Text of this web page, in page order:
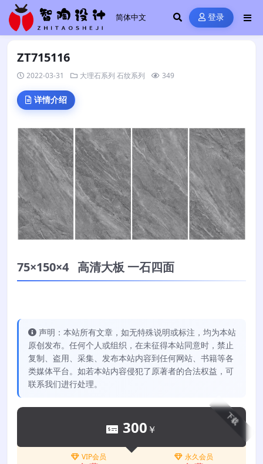
登录
ZT715116
2022-03-31 大理石系列 石纹系列 349
详情介绍
75×150×4 高清大板 一石四面
声明：本站所有文章，如无特殊说明或标注，均为本站
原创发布。任何个人或组织，在未征得本站同意时，禁止
复制、盗用、采集、发布本站内容到任何网站、书籍等各
类媒体平台。如若本站内容侵犯了原著者的合法权益，可
联系我们进行处理。
下载
300 ￥
VIP会员 永久会员